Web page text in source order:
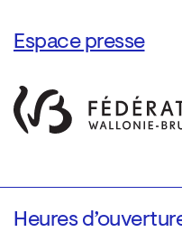
Espace presse
Heures